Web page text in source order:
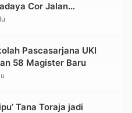
Cor Jalan
Meter
Pascasarjana UKI
58 Magister Baru
Tana Toraja jadi